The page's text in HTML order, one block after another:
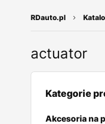
RDauto.pl
actuator
Kategorie
Akcesoria na